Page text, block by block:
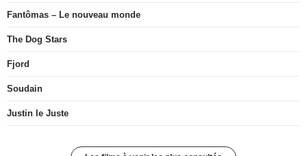
Fantômas – Le nouveau monde
The Dog Stars
Fjord
Soudain
Justin le Juste